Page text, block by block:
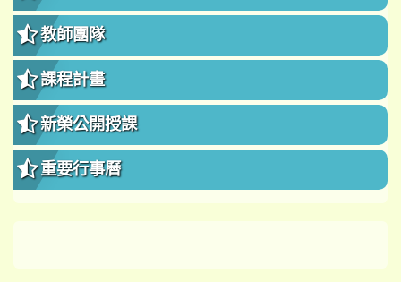
教師團隊
課程計畫
新榮公開授課
重要行事曆